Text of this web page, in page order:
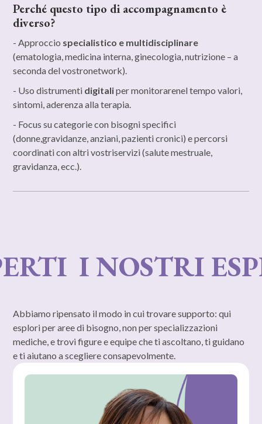
Perché questo tipo di accompagnamento è
diverso?
- Approccio specialistico e multidisciplinare
(ematologia, medicina interna, ginecologia, nutrizione – a
seconda del vostronetwork).
- Uso distrumenti digitaliper monitorarenel tempo valori,
sintomi, aderenza alla terapia.
- Focus su categorie con bisogni specifici
(donne,gravidanze, anziani, pazienti cronici) e percorsi
coordinati con altri vostriservizi (salute mestruale,
gravidanza, ecc.).
I NOSTRI
Abbiamo ripensato il modo in cui trovare supporto: qui
esplori per aree di bisogno, non per specializzazioni
mediche, e trovi figure e equipe che ti ascoltano, ti guidano
e ti aiutano a scegliere consapevolmente.